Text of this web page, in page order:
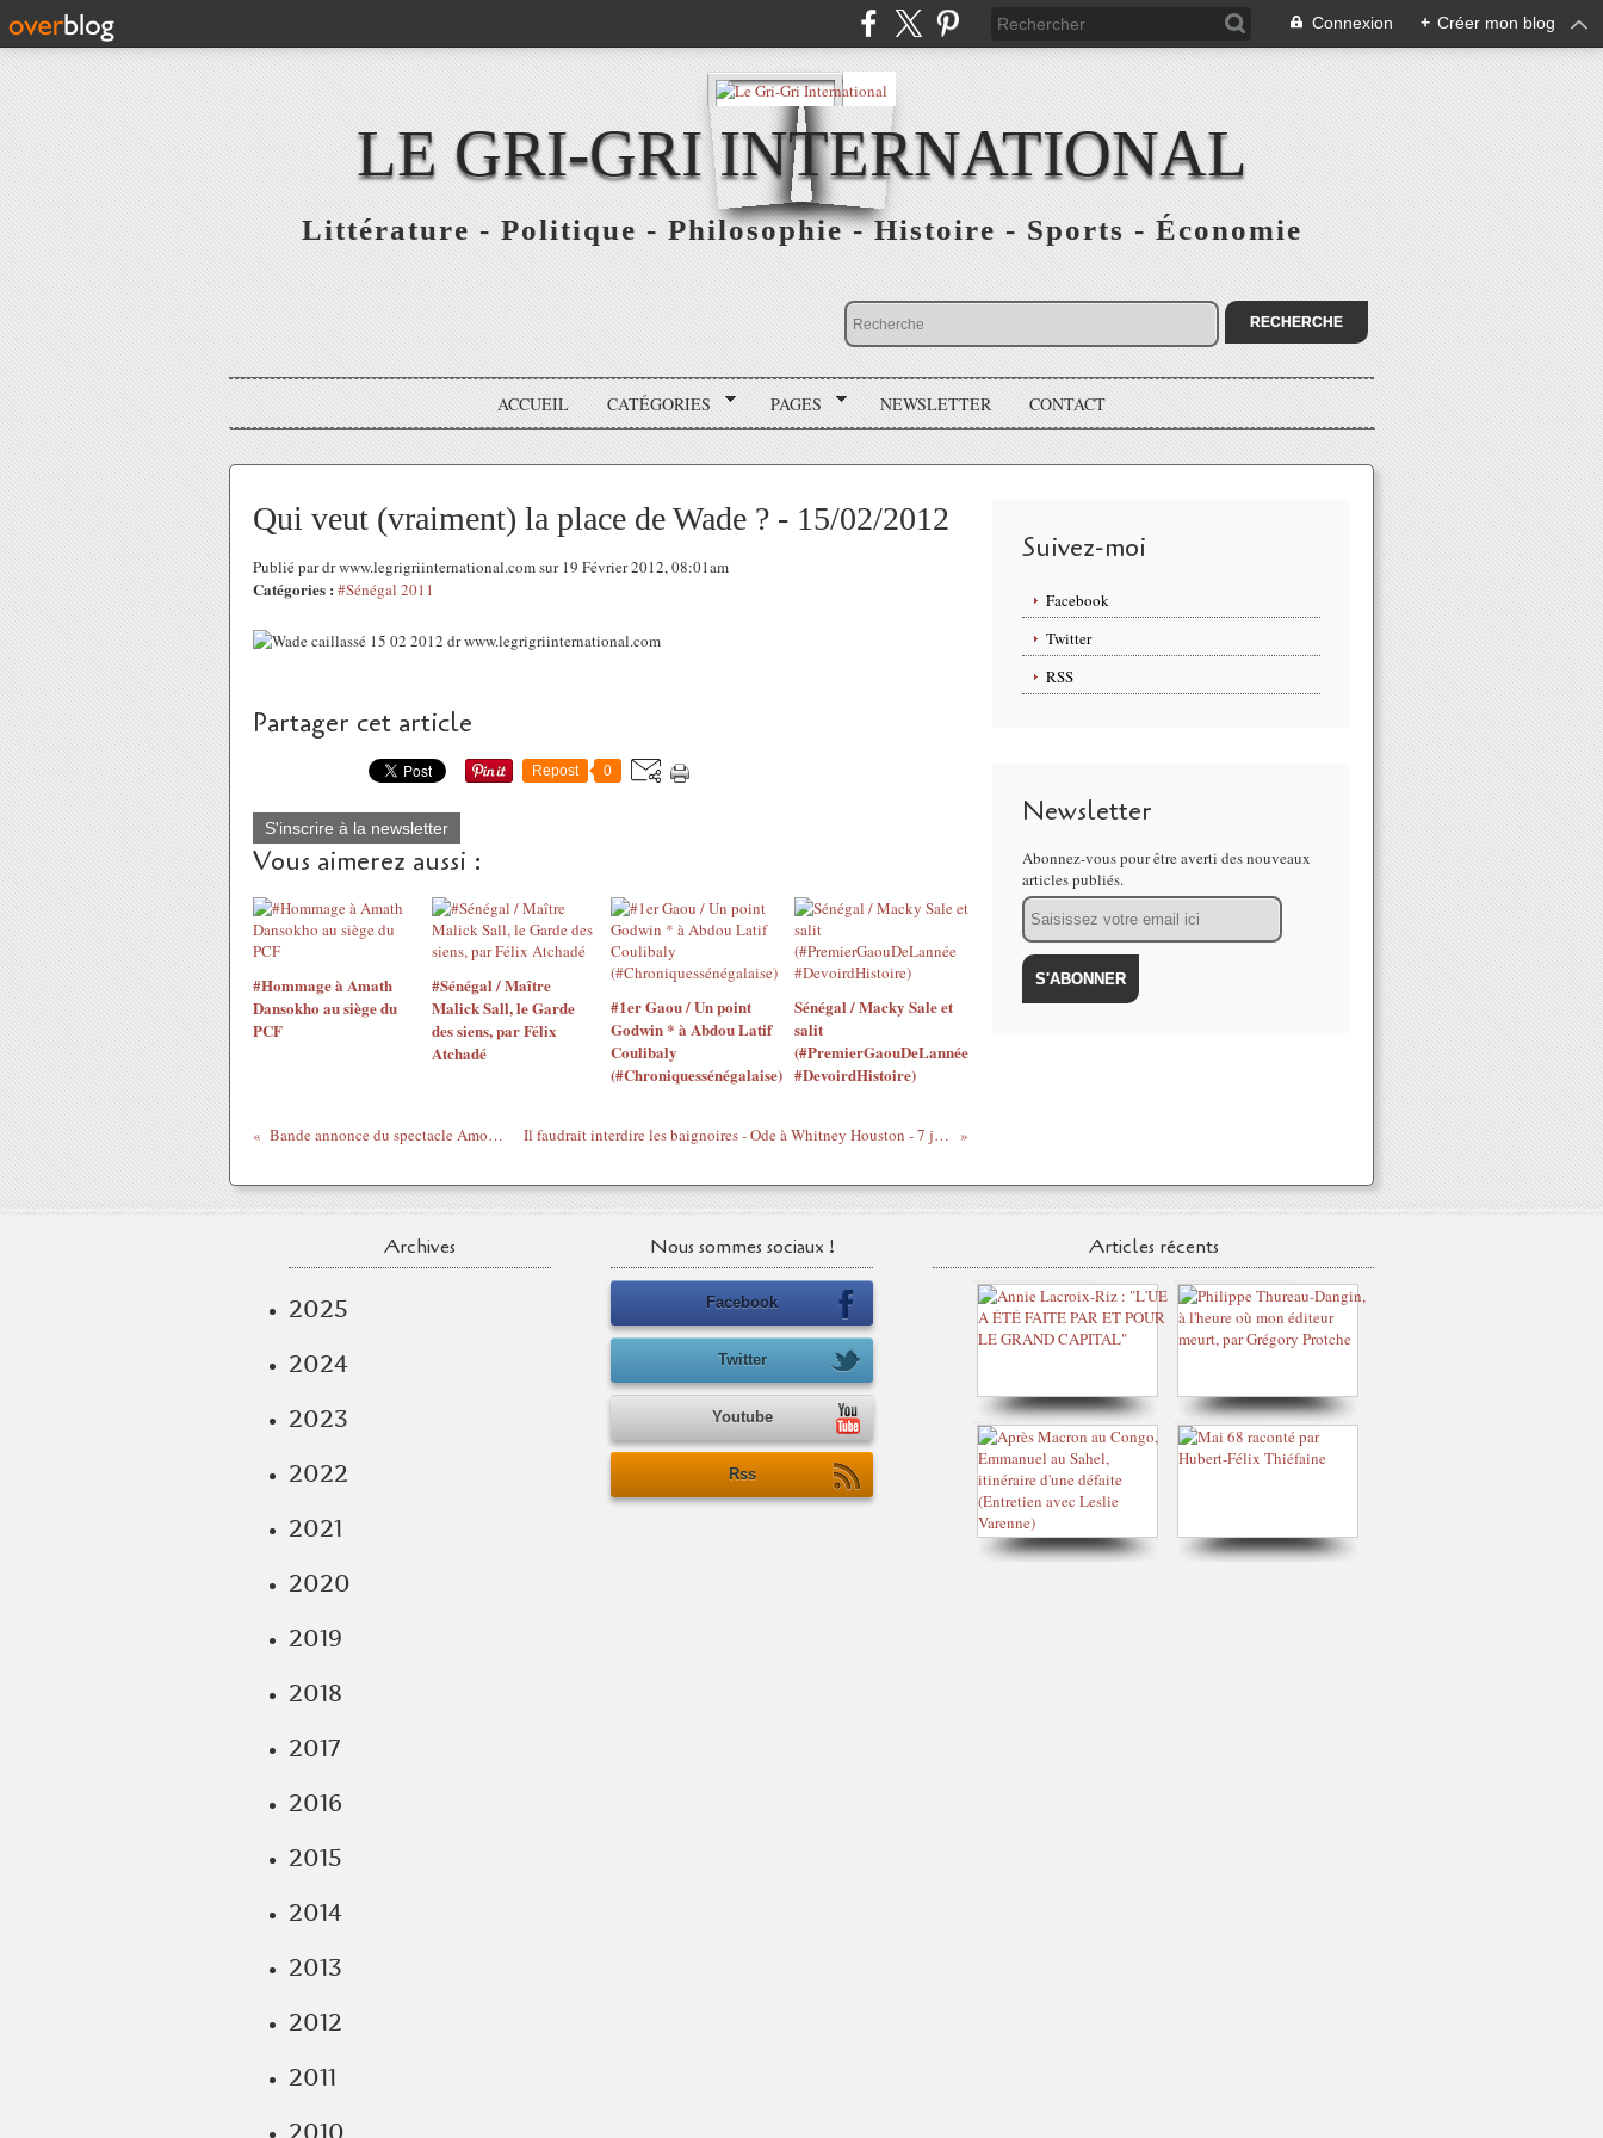
Connexion + Créer mon blog
LE GRI-GRI INTERNATIONAL
Littérature - Politique - Philosophie - Histoire - Sports - Économie
ACCUEIL CATÉGORIES PAGES NEWSLETTER CONTACT
Qui veut (vraiment) la place de Wade ? - 15/02/2012
Publié par dr www.legrigriinternational.com sur 19 Février 2012, 08:01am
Catégories : #Sénégal 2011
Partager cet article
Repost 0
S'inscrire à la newsletter
Vous aimerez aussi :
#Hommage à Amath
Dansokho au siège du
PCF
#Sénégal / Maître
Malick Sall, le Garde
des siens, par Félix
Atchadé
#1er Gaou / Un point
Godwin * à Abdou Latif
Coulibaly
(#Chroniquessénégalaise)
Sénégal / Macky Sale et
salit
(#PremierGaouDeLannée
#DevoirdHistoire)
Bande annonce du spectacle Amoutati à l'état brut de Tatiana ROJO Il faudrait interdire les baignoires - Ode à Whitney Houston - 7 jours loin du monde # 34 - Jérôme Reijasse texte + vidéo
Suivez-moi
Facebook
Twitter
RSS
Newsletter
Abonnez-vous pour être averti des nouveaux
articles publiés.
Email
Archives
2025
2024
2023
2022
2021
2020
2019
2018
2017
2016
2015
2014
2013
2012
2011
2010
Nous sommes sociaux !
Facebook
Twitter
Youtube
Rss
Articles récents